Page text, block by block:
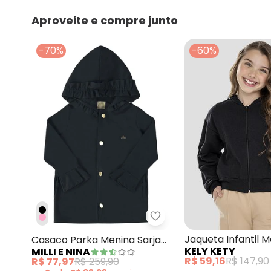
Aproveite e compre junto
-70%
Milli e Nina - Casaco
Casaco Parka Menina Sarja
com Elastano Preto
MILLI E NINA
R$ 77,97R$ 259,90
-60%
Jaqueta Infantil
Moletom Preto
KELY KETY
R$ 59,16R$ 147,90